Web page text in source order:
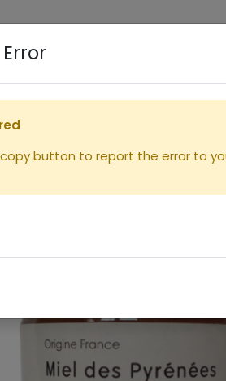
Boutique
- verre 250g
button to report the error to